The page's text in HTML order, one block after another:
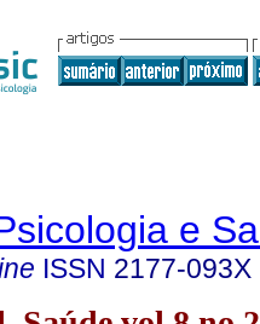
e
ISSN 2177-093X